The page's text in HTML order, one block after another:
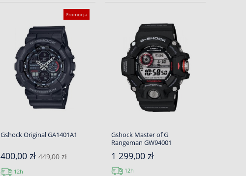
Promocja
Gshock Original GA1401A1
400,00 zł449,00 zł
12h
Gshock Master of G
Rangeman GW94001
1 299,00 zł
12h